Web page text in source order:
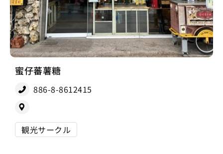
蜜仔蕃薯糖
886-8-8612415
観光サークル